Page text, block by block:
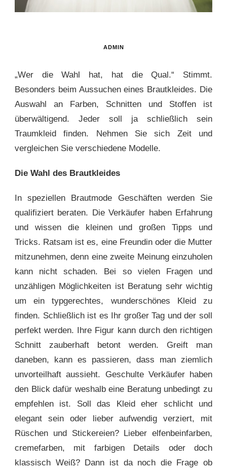
ADMIN
„Wer die Wahl hat, hat die Qual.“ Stimmt.
Besonders beim Aussuchen eines Brautkleides. Die
Auswahl an Farben, Schnitten und Stoffen ist
überwältigend. Jeder soll ja schließlich sein
Traumkleid finden. Nehmen Sie sich Zeit und
vergleichen Sie verschiedene Modelle.
Die Wahl des Brautkleides
In speziellen Brautmode Geschäften werden Sie
qualifiziert beraten. Die Verkäufer haben Erfahrung
und wissen die kleinen und großen Tipps und
Tricks. Ratsam ist es, eine Freundin oder die Mutter
mitzunehmen, denn eine zweite Meinung einzuholen
kann nicht schaden. Bei so vielen Fragen und
unzähligen Möglichkeiten ist Beratung sehr wichtig
um ein typgerechtes, wunderschönes Kleid zu
finden. Schließlich ist es Ihr großer Tag und der soll
perfekt werden. Ihre Figur kann durch den richtigen
Schnitt zauberhaft betont werden. Greift man
daneben, kann es passieren, dass man ziemlich
unvorteilhaft aussieht. Geschulte Verkäufer haben
den Blick dafür weshalb eine Beratung unbedingt zu
empfehlen ist. Soll das Kleid eher schlicht und
elegant sein oder lieber aufwendig verziert, mit
Rüschen und Stickereien? Lieber elfenbeinfarben,
cremefarben, mit farbigen Details oder doch
klassisch Weiß? Dann ist da noch die Frage ob